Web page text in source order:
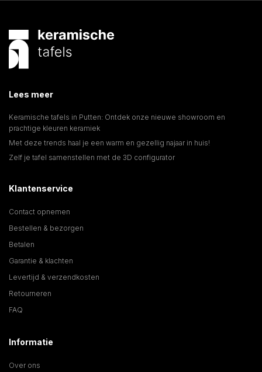
Lees meer
Keramische tafels in Putten: Ontdek onze nieuwe showroom en
prachtige kleuren keramiek
Met deze trends haal je een warm en gezellig najaar in huis!
Zelf je tafel samenstellen met de 3D configurator
Klantenservice
Contact opnemen
Bestellen & bezorgen
Betalen
Garantie & klachten
Levertijd & verzendkosten
Retourneren
FAQ
Informatie
Over ons